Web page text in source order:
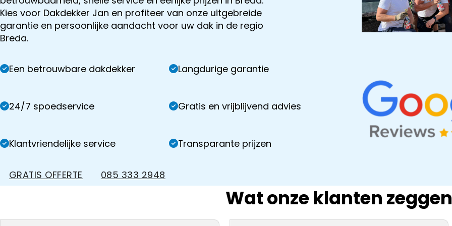
Kies voor Dakdekker Jan en profiteer van onze uitgebreide
garantie en persoonlijke aandacht voor uw dak in de regio
Breda.
Een betrouwbare dakdekker Langdurige garantie
24/7 spoedservice Gratis en vrijblijvend advies
Klantvriendelijke service Transparante prijzen
GRATIS OFFERTE 085 333 2948
Wat onze klanten zeggen